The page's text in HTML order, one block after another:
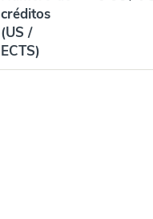
créditos
(US /
ECTS)